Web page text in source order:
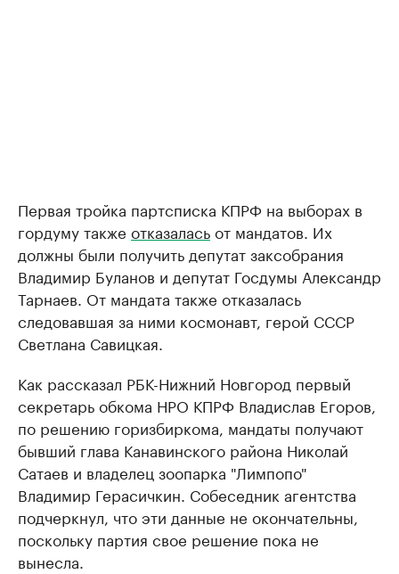
Первая тройка партсписка КПРФ на выборах в
гордуму также отказаласьот мандатов. Их
должны были получить депутат заксобрания
Владимир Буланов и депутат Госдумы Александр
Тарнаев. От мандата также отказалась
следовавшая за ними космонавт, герой СССР
Светлана Савицкая.
Как рассказал РБК-Нижний Новгород первый
секретарь обкома НРО КПРФ Владислав Егоров,
по решению горизбиркома, мандаты получают
бывший глава Канавинского района Николай
Сатаев и владелец зоопарка "Лимпопо"
Владимир Герасичкин. Собеседник агентства
подчеркнул, что эти данные не окончательны,
поскольку партия свое решение пока не
вынесла.